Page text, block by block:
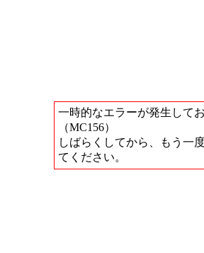
一時的なエラーが発生してお
（MC156）
しばらくしてから、もう一
てください。